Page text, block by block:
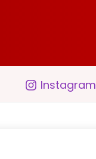
Instagram